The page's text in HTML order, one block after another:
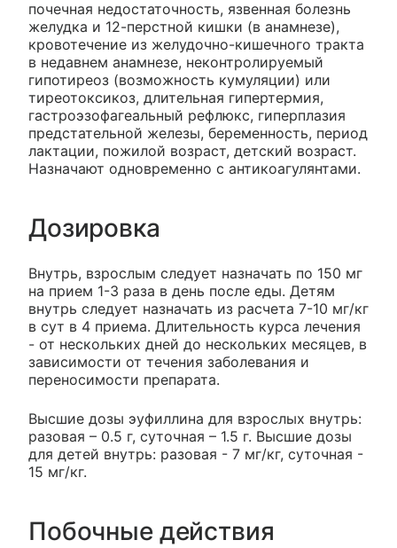
почечная недостаточность, язвенная болезнь
желудка и 12-перстной кишки (в анамнезе),
кровотечение из желудочно-кишечного тракта
в недавнем анамнезе, неконтролируемый
гипотиреоз (возможность кумуляции) или
тиреотоксикоз, длительная гипертермия,
гастроэзофагеальный рефлюкс, гиперплазия
предстательной железы, беременность, период
лактации, пожилой возраст, детский возраст.
Назначают одновременно с антикоагулянтами.
Дозировка
Внутрь, взрослым следует назначать по 150 мг
на прием 1-3 раза в день после еды. Детям
внутрь следует назначать из расчета 7-10 мг/кг
в сут в 4 приема. Длительность курса лечения
- от нескольких дней до нескольких месяцев, в
зависимости от течения заболевания и
переносимости препарата.
Высшие дозы эуфиллина для взрослых внутрь:
разовая – 0.5 г, суточная – 1.5 г. Высшие дозы
для детей внутрь: разовая - 7 мг/кг, суточная -
15 мг/кг.
Побочные действия